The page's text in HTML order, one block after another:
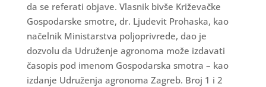
da se referati objave. Vlasnik bivše Križevačke
Gospodarske smotre, dr. Ljudevit Prohaska, kao
načelnik Ministarstva poljoprivrede, dao je
dozvolu da Udruženje agronoma može izdavati
časopis pod imenom Gospodarska smotra – kao
izdanje Udruženja agronoma Zagreb. Broj 1 i 2